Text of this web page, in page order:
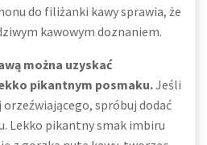
do filiżanki kawy sprawia, że
kawowym doznaniem.
można uzyskać
pikantnym posmaku.Jeśli
spróbuj dodać
Lekko pikantny smak imbiru